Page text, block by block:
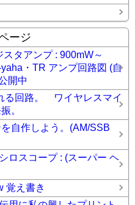
ージ
タアンプ : 900mW～
・TR アンプ回路図 (自
開中
る回路。 ワイヤレスマイ
。
を自作しよう。(AM/SSB
ロスコープ : (スーパー ヘ
覚え書き